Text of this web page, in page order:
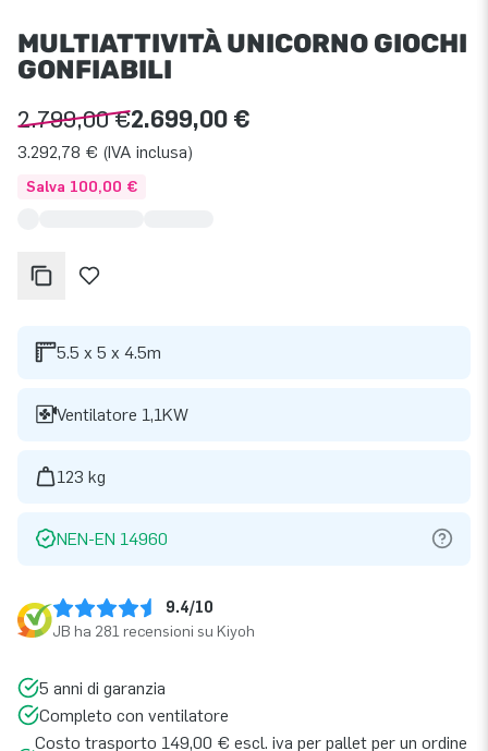
MULTIATTIVITÀ UNICORNO GIOCHI
GONFIABILI
2.799,00 €2.699,00 €
3.292,78 € (IVA inclusa)
Salva 100,00 €
5.5 x 5 x 4.5m
Ventilatore 1,1KW
123 kg
NEN-EN 14960
9.4/10
JB ha 281 recensioni su Kiyoh
5 anni di garanzia
Completo con ventilatore
Costo trasporto 149,00 € escl. iva per pallet per un ordine